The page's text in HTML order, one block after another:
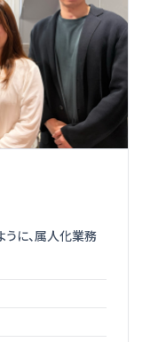
に、属人化業務